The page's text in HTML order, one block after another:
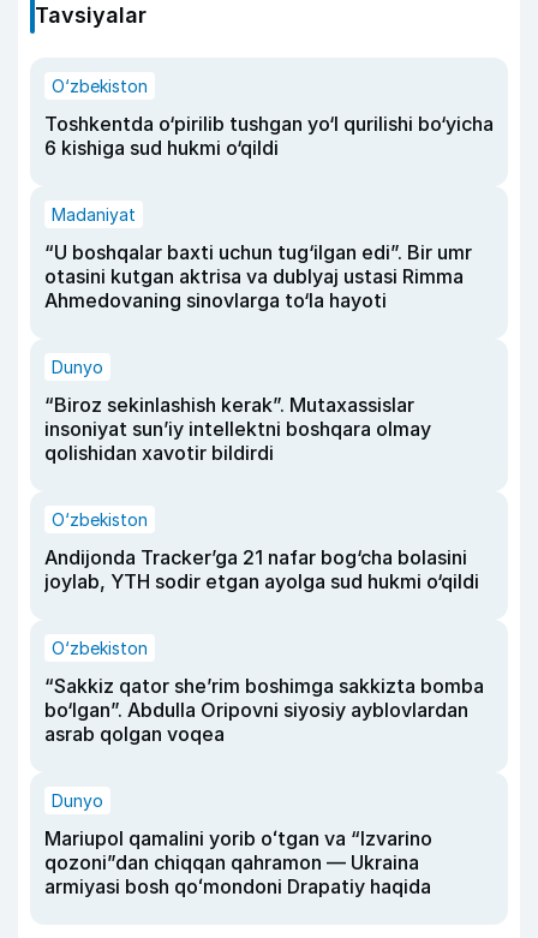
Tavsiyalar
O‘zbekiston
Toshkentda o‘pirilib tushgan yo‘l qurilishi bo‘yicha
6 kishiga sud hukmi o‘qildi
Madaniyat
“U boshqalar baxti uchun tug‘ilgan edi”. Bir umr
otasini kutgan aktrisa va dublyaj ustasi Rimma
Ahmedovaning sinovlarga to‘la hayoti
Dunyo
“Biroz sekinlashish kerak”. Mutaxassislar
insoniyat sun’iy intellektni boshqara olmay
qolishidan xavotir bildirdi
O‘zbekiston
Andijonda Tracker’ga 21 nafar bog‘cha bolasini
joylab, YTH sodir etgan ayolga sud hukmi o‘qildi
O‘zbekiston
“Sakkiz qator she’rim boshimga sakkizta bomba
bo‘lgan”. Abdulla Oripovni siyosiy ayblovlardan
asrab qolgan voqea
Dunyo
Mariupol qamalini yorib oʻtgan va “Izvarino
qozoni”dan chiqqan qahramon — Ukraina
armiyasi bosh qoʻmondoni Drapatiy haqida